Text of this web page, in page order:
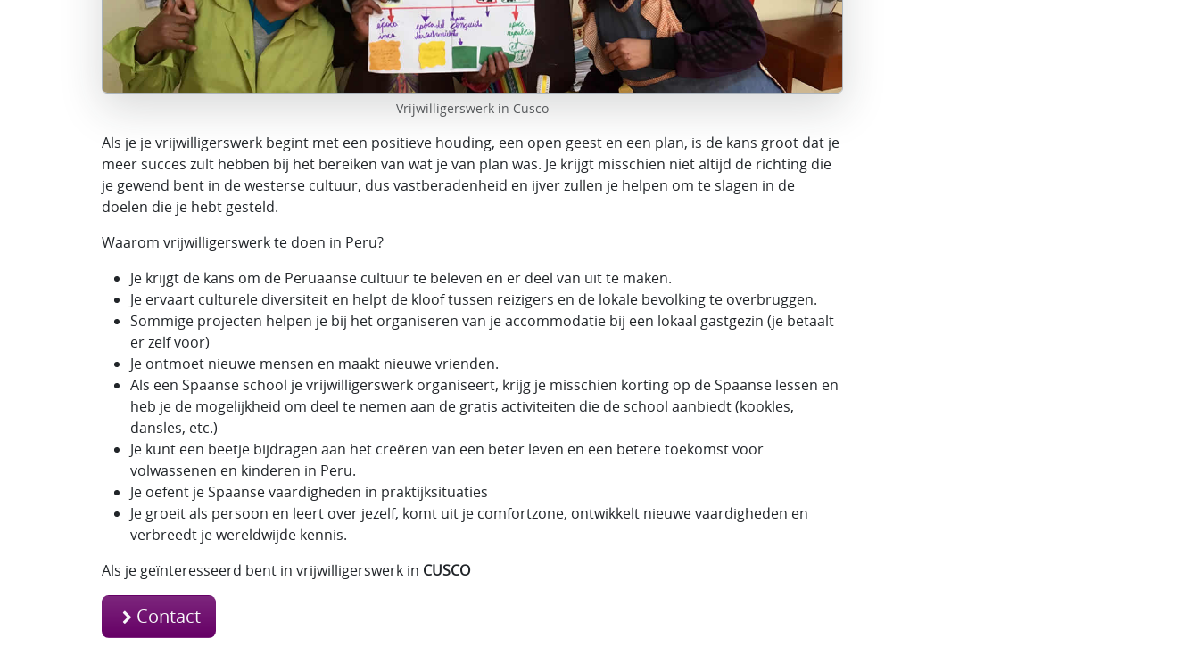
Vrijwilligerswerk in Cusco
Als je je vrijwilligerswerk begint met een positieve houding, een open geest en een plan, is de kans groot dat je
meer succes zult hebben bij het bereiken van wat je van plan was. Je krijgt misschien niet altijd de richting die
je gewend bent in de westerse cultuur, dus vastberadenheid en ijver zullen je helpen om te slagen in de
doelen die je hebt gesteld.
Waarom vrijwilligerswerk te doen in Peru?
Je krijgt de kans om de Peruaanse cultuur te beleven en er deel van uit te maken.
Je ervaart culturele diversiteit en helpt de kloof tussen reizigers en de lokale bevolking te overbruggen.
Sommige projecten helpen je bij het organiseren van je accommodatie bij een lokaal gastgezin (je betaalt
er zelf voor)
Je ontmoet nieuwe mensen en maakt nieuwe vrienden.
Als een Spaanse school je vrijwilligerswerk organiseert, krijg je misschien korting op de Spaanse lessen en
heb je de mogelijkheid om deel te nemen aan de gratis activiteiten die de school aanbiedt (kookles,
dansles, etc.)
Je kunt een beetje bijdragen aan het creëren van een beter leven en een betere toekomst voor
volwassenen en kinderen in Peru.
Je oefent je Spaanse vaardigheden in praktijksituaties
Je groeit als persoon en leert over jezelf, komt uit je comfortzone, ontwikkelt nieuwe vaardigheden en
verbreedt je wereldwijde kennis.
Als je geïnteresseerd bent in vrijwilligerswerk in CUSCO
Contact